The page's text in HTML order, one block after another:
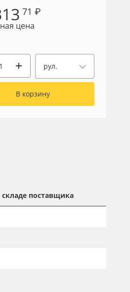
71 ₽
цена
рул.
В корзину
складе поставщика